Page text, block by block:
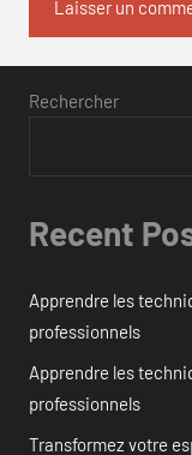
Rechercher
Recent
Apprendre les
professionnels
Apprendre les
professionnels
Transformez votre